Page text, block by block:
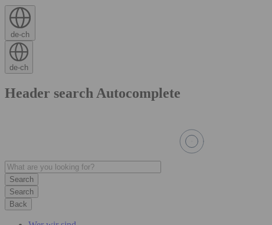
de-ch
de-ch
Header search Autocomplete
Search
Back